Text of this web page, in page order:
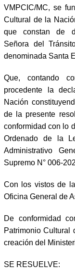
VMPCIC/MC, se
Cultural de la
que constan de
Señora del
denominada Santa
Que, contando
procedente la
Nación
de la presente
conformidad con lo
Ordenado de la
Administrativo
Supremo N° 006-
Con los vistos de
Oficina General de
De conformidad
Patrimonio Cultural
creación del
SE RESUELVE: